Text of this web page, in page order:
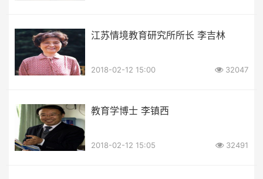
江苏情境教育研究所所长 李吉林
2018-02-12 15:00 32047
教育学博士 李镇西
2018-02-12 15:05 32491